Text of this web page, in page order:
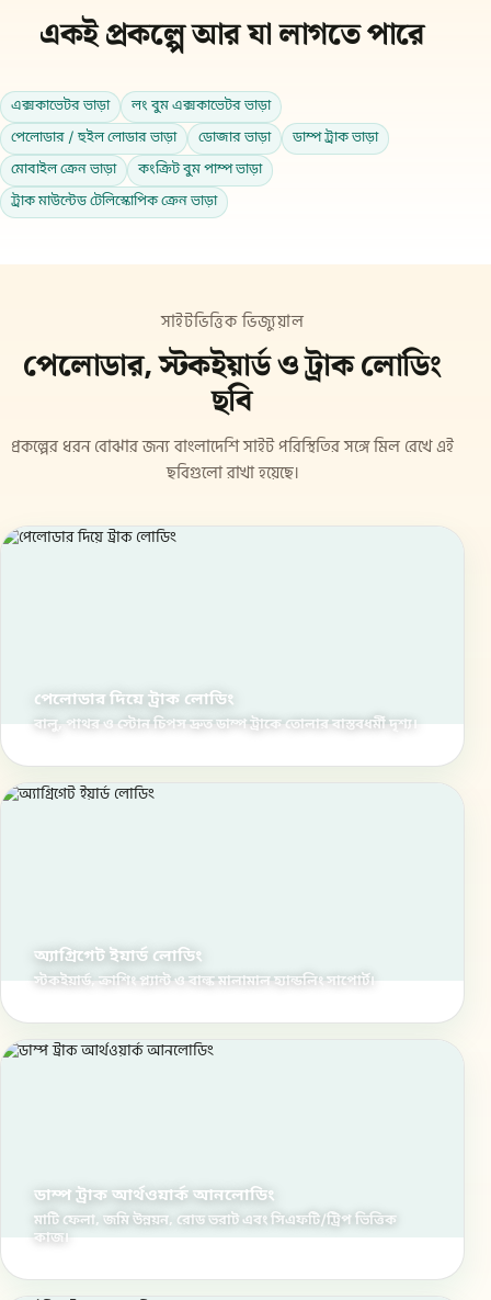
একই প্রকল্পে আর যা লাগতে পারে
এক্সকাভেটর ভাড়া
লং বুম এক্সকাভেটর ভাড়া
পেলোডার / হুইল লোডার ভাড়া
ডোজার ভাড়া
ডাম্প ট্রাক ভাড়া
মোবাইল ক্রেন ভাড়া
কংক্রিট বুম পাম্প ভাড়া
ট্রাক মাউন্টেড টেলিস্কোপিক ক্রেন ভাড়া
সাইটভিত্তিক ভিজ্যুয়াল
পেলোডার, স্টকইয়ার্ড ও ট্রাক লোডিং
ছবি
প্রকল্পের ধরন বোঝার জন্য বাংলাদেশি সাইট পরিস্থিতির সঙ্গে মিল রেখে এই
ছবিগুলো রাখা হয়েছে।
পেলোডার দিয়ে ট্রাক লোডিং
বালু, পাথর ও স্টোন চিপস দ্রুত ডাম্প ট্রাকে তোলার বাস্তবধর্মী দৃশ্য।
অ্যাগ্রিগেট ইয়ার্ড লোডিং
স্টকইয়ার্ড, ক্রাশিং প্ল্যান্ট ও বাল্ক মালামাল হ্যান্ডলিং সাপোর্ট।
ডাম্প ট্রাক আর্থওয়ার্ক আনলোডিং
মাটি ফেলা, জমি উন্নয়ন, রোড ভরাট এবং সিএফটি/ট্রিপ ভিত্তিক
কাজ।